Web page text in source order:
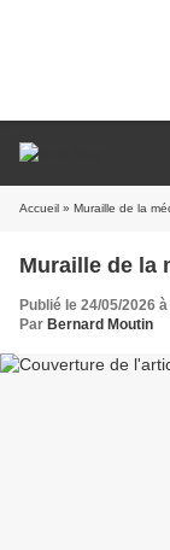
Accueil » Muraille de la
Muraille de la
Publié le 24/05/2026
Par Bernard Moutin